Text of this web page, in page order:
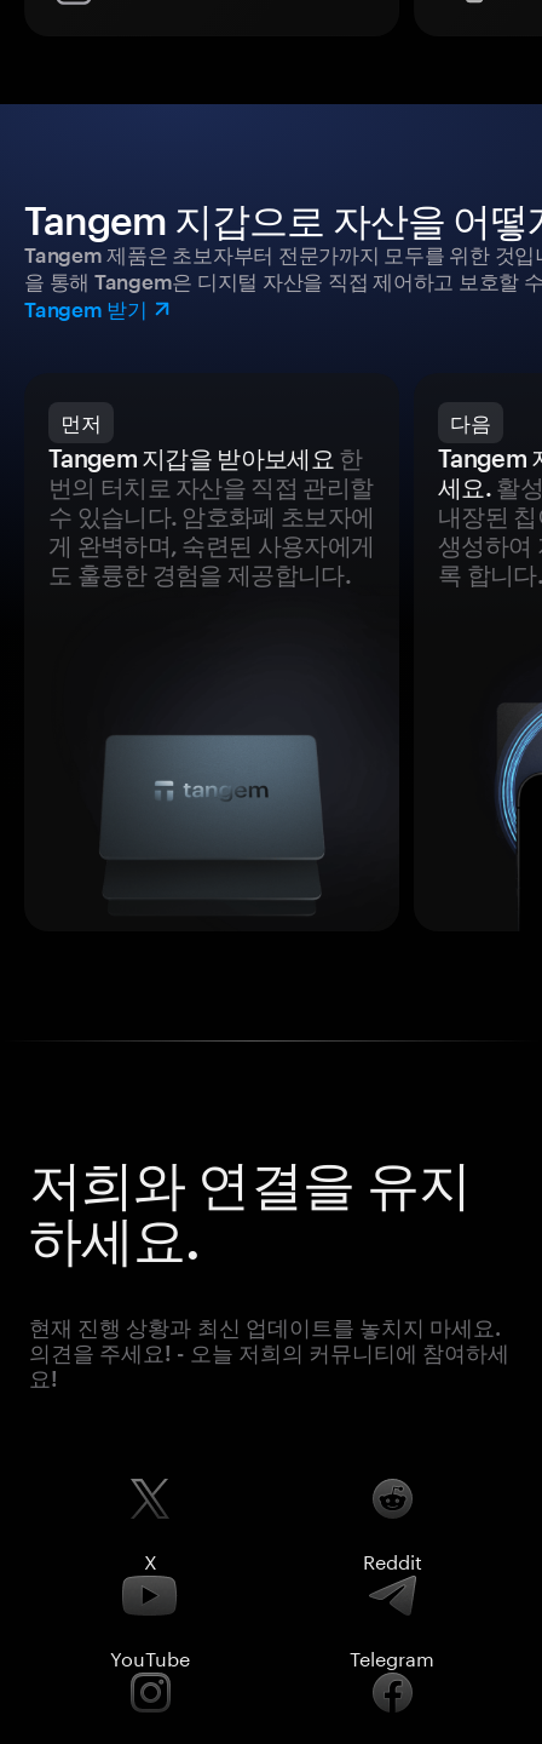
Tangem 지갑으로 자산을 어떻
Tangem 제품은 초보자부터 전문가까지 모두를 위한 것
을 통해 Tangem은 디지털 자산을 직접 제어하고 보호할
Tangem 받기
먼저
Tangem 지갑을 받아보세요 한
번의 터치로 자산을 직접 관리할
수 있습니다. 암호화폐 초보자에
게 완벽하며, 숙련된 사용자에게
도 훌륭한 경험을 제공합니다.
다음
Tangem
세요.활
내장된
생성하여
록 합니다.
저희와 연결을 유지
하세요.
현재 진행 상황과 최신 업데이트를 놓치지 마세요.
의견을 주세요! - 오늘 저희의 커뮤니티에 참여하세
요!
X Reddit
YouTube Telegram